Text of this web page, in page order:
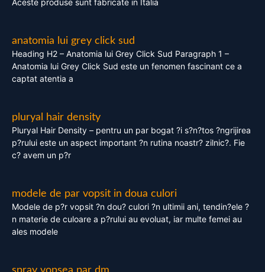
Aceste produse sunt fabricate in Italia
anatomia lui grey click sud
Heading H2 – Anatomia lui Grey Click Sud Paragraph 1 –
Anatomia lui Grey Click Sud este un fenomen fascinant ce a
captat atentia a
pluryal hair density
Pluryal Hair Density – pentru un par bogat ?i s?n?tos ?ngrijirea
p?rului este un aspect important ?n rutina noastr? zilnic?. Fie
c? avem un p?r
modele de par vopsit in doua culori
Modele de p?r vopsit ?n dou? culori ?n ultimii ani, tendin?ele ?
n materie de culoare a p?rului au evoluat, iar multe femei au
ales modele